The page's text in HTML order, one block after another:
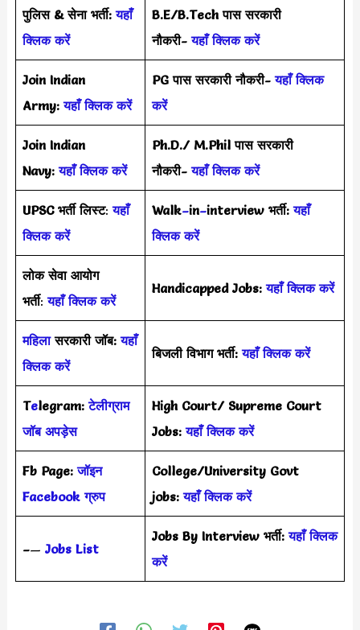
पुलिस & सेना भर्ती: यहाँ
क्लिक करें
B.E/B.Tech पास सरकारी
नौकरी- यहाँ क्लिक करें
Join Indian
Army:यहाँ क्लिक करें
PG पास सरकारी नौकरी- यहाँ क्लिक
करें
Join Indian
Navy:यहाँ क्लिक करें
Ph.D./ M.Phil पास सरकारी
नौकरी- यहाँ क्लिक करें
UPSC भर्ती लिस्ट:यहाँ
क्लिक करें
Walk–in–interview भर्ती:यहाँ
क्लिक करें
लोक सेवा आयोग
भर्ती:यहाँ क्लिक करें
Handicapped Jobs:यहाँ क्लिक करें
महिलासरकारी जॉब: यहाँ
क्लिक करें
बिजली विभाग भर्ती:यहाँ क्लिक करें
Telegram: टेलीग्राम
जॉब अपड़ेस
High Court/ Supreme Court
Jobs:यहाँ क्लिक करें
Fb Page:जॉइन
Facebook ग्रुप
College/University Govt
jobs:यहाँ क्लिक करें
–— Jobs List
Jobs By Interview भर्ती:यहाँ क्लिक
करें